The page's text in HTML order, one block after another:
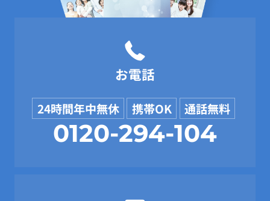
お電話
24時間年中無休 携帯OK 通話無料
0120-294-104